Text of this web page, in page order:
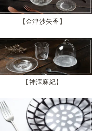
金津沙矢香
神澤麻紀